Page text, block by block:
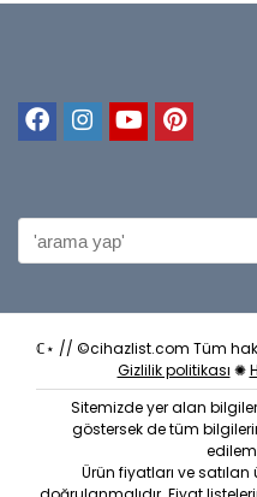
ℂ⋆ // ©cihazlist.com Tüm
Gizlilik politikası ✺
Sitemizde yer alan
göstersek de tüm
Ürün fiyatları ve